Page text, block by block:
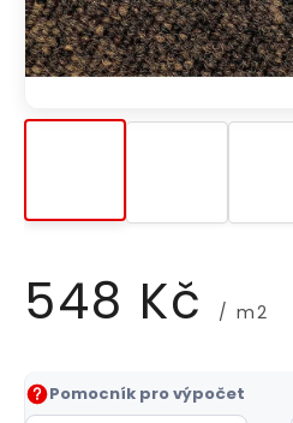
548 Kč / m2
Měrná
cena:
Pomocník pro výpočet